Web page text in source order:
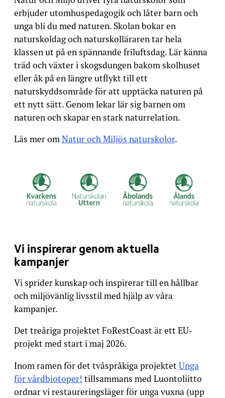
erbjuder utomhuspedagogik och låter barn och
unga bli du med naturen. Skolan bokar en
naturskoldag och naturskolläraren tar hela
klassen ut på en spännande friluftsdag. Lär känna
träd och växter i skogsdungen bakom skolhuset
eller åk på en längre utflykt till ett
naturskyddsområde för att upptäcka naturen på
ett nytt sätt. Genom lekar lär sig barnen om
naturen och skapar en stark naturrelation.
Läs mer omNatur och Miljös naturskolor.
Vi inspirerar genom aktuella
kampanjer
Vi sprider kunskap och inspirerar till en hållbar
och miljövänlig livsstil med hjälp av våra
kampanjer.
Det treåriga projektet FoRestCoast är ett EU-
projekt med start i maj 2026.
Inom ramen för det tvåspråkiga projektet Unga
för vårdbiotoper! tillsammans med Luontoliitto
ordnar vi restaureringsläger för unga vuxna (upp